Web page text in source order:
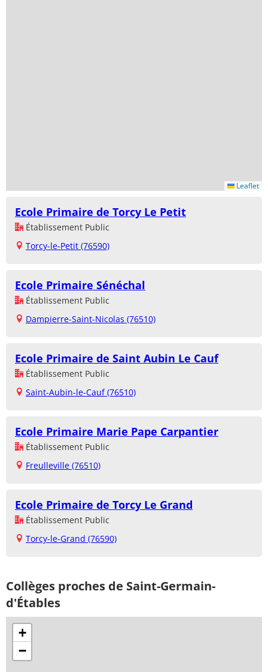
Leaflet
Ecole Primaire de Torcy Le Petit
Établissement Public
Torcy-le-Petit (76590)
Ecole Primaire Sénéchal
Établissement Public
Dampierre-Saint-Nicolas (76510)
Ecole Primaire de Saint Aubin Le Cauf
Établissement Public
Saint-Aubin-le-Cauf (76510)
Ecole Primaire Marie Pape Carpantier
Établissement Public
Freulleville (76510)
Ecole Primaire de Torcy Le Grand
Établissement Public
Torcy-le-Grand (76590)
Collèges proches de Saint-Germain-
d'Étables
+
−